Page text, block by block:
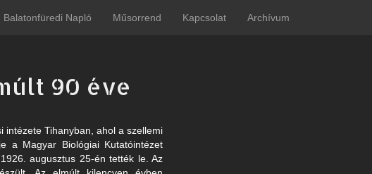
Balatonfüredi Napló Műsorrend Kapcsolat Archívum
90 éve
intézete Tihanyban, ahol a szellemi
a Magyar Biológiai Kutatóintézet
augusztus 25-én tették le. Az